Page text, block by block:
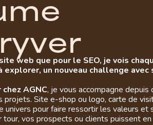
ryver
web que pour le SEO, je vois
explorer, un nouveau challenge avec
AGNC, je vous accompagne depuis
projets. Site e-shop ou logo, carte de
univers pour faire ressortir les valeurs et
tour, vos prospects ou clients puissent